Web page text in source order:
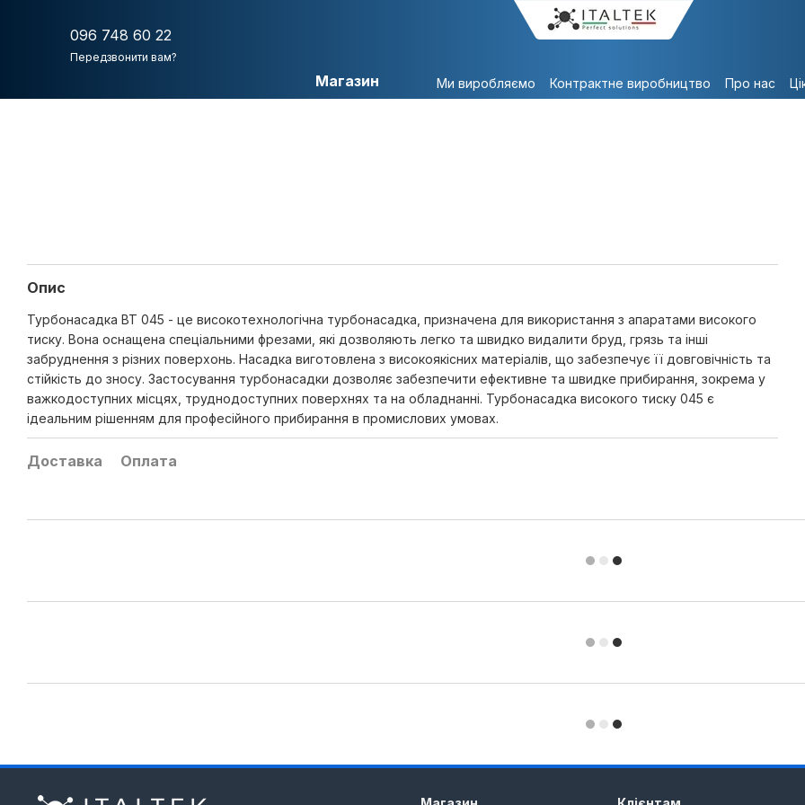
096 748 60 22
Передзвонити вам?
Магазин Ми виробляємо Контрактне виробництво Про нас
Опис
Турбонасадка ВТ 045 - це високотехнологічна турбонасадка, призначена для використання з апаратами високого
тиску. Вона оснащена спеціальними фрезами, які дозволяють легко та швидко видалити бруд, грязь та інші
забруднення з різних поверхонь. Насадка виготовлена з високоякісних матеріалів, що забезпечує її довговічність та
стійкість до зносу. Застосування турбонасадки дозволяє забезпечити ефективне та швидке прибирання, зокрема у
важкодоступних місцях, труднодоступних поверхнях та на обладнанні. Турбонасадка високого тиску 045 є
ідеальним рішенням для професійного прибирання в промислових умовах.
Доставка Оплата